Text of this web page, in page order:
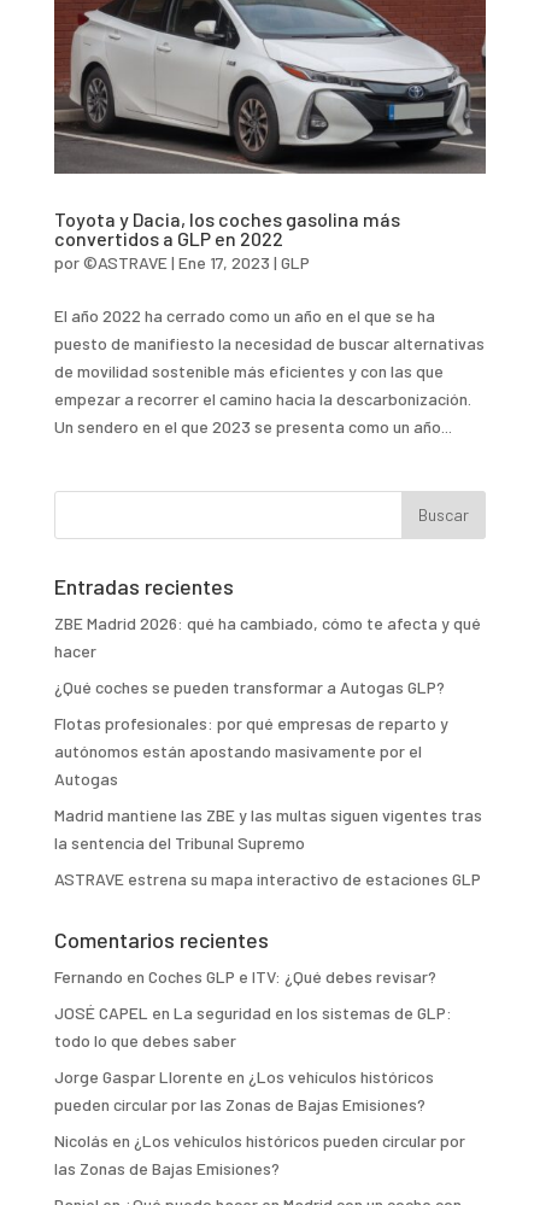
Toyota y Dacia, los coches gasolina más
convertidos a GLP en 2022
por©ASTRAVE| Ene 17, 2023 | GLP
El año 2022 ha cerrado como un año en el que se ha
puesto de manifiesto la necesidad de buscar alternativas
de movilidad sostenible más eficientes y con las que
empezar a recorrer el camino hacia la descarbonización.
Un sendero en el que 2023 se presenta como un año...
Entradas recientes
ZBE Madrid 2026: qué ha cambiado, cómo te afecta y qué
hacer
¿Qué coches se pueden transformar a Autogas GLP?
Flotas profesionales: por qué empresas de reparto y
autónomos están apostando masivamente por el
Autogas
Madrid mantiene las ZBE y las multas siguen vigentes tras
la sentencia del Tribunal Supremo
ASTRAVE estrena su mapa interactivo de estaciones GLP
Comentarios recientes
Fernando en Coches GLP e ITV: ¿Qué debes revisar?
JOSÉ CAPEL en La seguridad en los sistemas de GLP:
todo lo que debes saber
Jorge Gaspar Llorente en ¿Los vehículos históricos
pueden circular por las Zonas de Bajas Emisiones?
Nicolás en ¿Los vehículos históricos pueden circular por
las Zonas de Bajas Emisiones?